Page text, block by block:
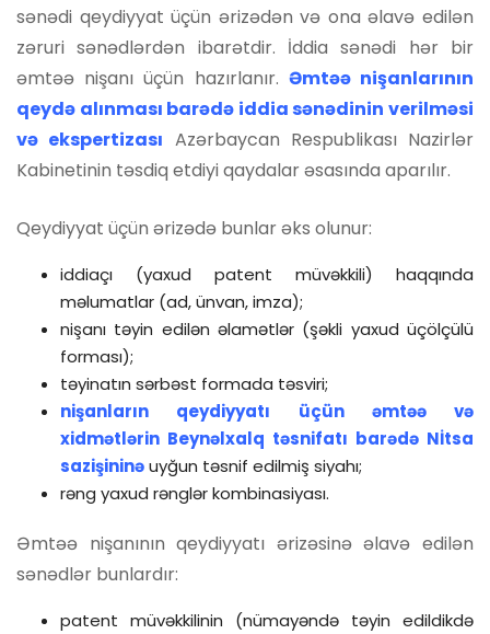
sənədi qeydiyyat üçün ərizədən və ona əlavə edilən
zəruri sənədlərdən ibarətdir. İddia sənədi hər bir
əmtəə nişanı üçün hazırlanır. Əmtəə nişanlarının
qeydə alınması barədə iddia sənədinin verilməsi
və ekspertizası Azərbaycan Respublikası Nazirlər
Kabinetinin təsdiq etdiyi qaydalar əsasında aparılır.
Qeydiyyat üçün ərizədə bunlar əks olunur:
iddiaçı (yaxud patent müvəkkili) haqqında
məlumatlar (ad, ünvan, imza);
nişanı təyin edilən əlamətlər (şəkli yaxud üçölçülü
forması);
təyinatın sərbəst formada təsviri;
nişanların qeydiyyatı üçün əmtəə və
xidmətlərin Beynəlxalq təsnifatı barədə Nİtsa
sazişininəuyğun təsnif edilmiş siyahı;
rəng yaxud rənglər kombinasiyası.
Əmtəə nişanının qeydiyyatı ərizəsinə əlavə edilən
sənədlər bunlardır:
patent müvəkkilinin (nümayəndə təyin edildikdə